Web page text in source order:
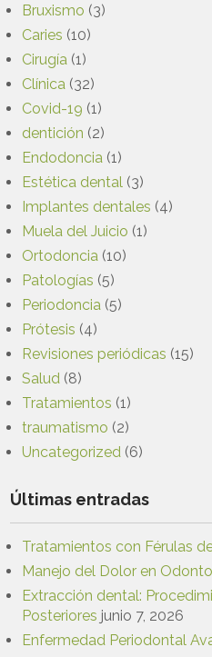
Bruxismo (3)
Caries (10)
Cirugía (1)
Clínica (32)
Covid-19 (1)
dentición (2)
Endodoncia (1)
Estética dental (3)
Implantes dentales (4)
Muela del Juicio (1)
Ortodoncia (10)
Patologías (5)
Periodoncia (5)
Prótesis (4)
Revisiones periódicas (15)
Salud (8)
Tratamientos (1)
traumatismo (2)
Uncategorized (6)
Últimas entradas
Tratamientos con Férulas
Manejo del Dolor en
Extracción dental:
Posteriores junio 7, 2026
Enfermedad Periodontal